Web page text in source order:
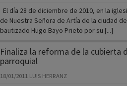
El día 28 de diciembre de 2010, en la
de Nuestra Señora de Artía de la ciudad
bautizado Hugo Bayo Prieto por su [...]
Finaliza la reforma de la cubierta
parroquial
18/01/2011 LUIS HERRANZ